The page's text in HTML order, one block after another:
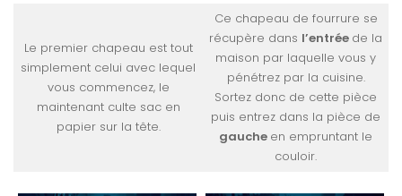
Le premier chapeau est tout
simplement celui avec lequel
vous commencez, le
maintenant culte sac en
papier sur la tête.
Ce chapeau de fourrure se
récupère dans l’entrée de la
maison par laquelle vous y
pénétrez par la cuisine.
Sortez donc de cette pièce
puis entrez dans la pièce de
gauche en empruntant le
couloir.